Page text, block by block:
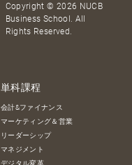
Copyright © 2026 NUCB
Business School. All
Rights Reserved.
単科課程
会計&ファイナンス
マーケティング＆営業
リーダーシップ
マネジメント
デジタル変革